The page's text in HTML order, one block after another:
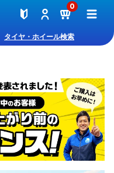
0
タイヤ・ホイール検索